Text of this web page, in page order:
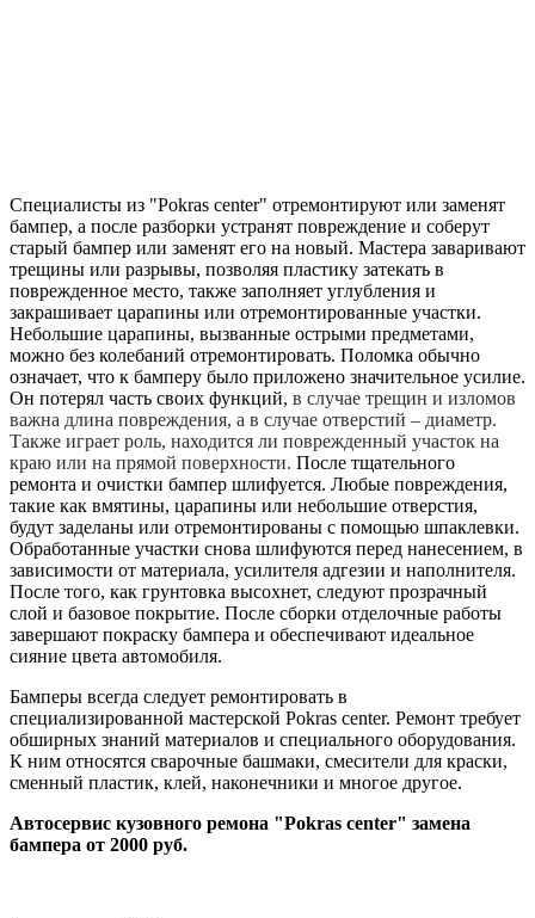
Специалисты из "Pokras center" отремонтируют или заменят
бампер, а после разборки устранят повреждение и соберут
старый бампер или заменят его на новый. Мастера заваривают
трещины или разрывы, позволяя пластику затекать в
поврежденное место, также заполняет углубления и
закрашивает царапины или отремонтированные участки.
Небольшие царапины, вызванные острыми предметами,
можно без колебаний отремонтировать. Поломка обычно
означает, что к бамперу было приложено значительное усилие.
Он потерял часть своих функций, в случае трещин и изломов
важна длина повреждения, а в случае отверстий – диаметр.
Также играет роль, находится ли поврежденный участок на
краю или на прямой поверхности. После тщательного
ремонта и очистки бампер шлифуется. Любые повреждения,
такие как вмятины, царапины или небольшие отверстия,
будут заделаны или отремонтированы с помощью шпаклевки.
Обработанные участки снова шлифуются перед нанесением, в
зависимости от материала, усилителя адгезии и наполнителя.
После того, как грунтовка высохнет, следуют прозрачный
слой и базовое покрытие. После сборки отделочные работы
завершают покраску бампера и обеспечивают идеальное
сияние цвета автомобиля.
Бамперы всегда следует ремонтировать в
специализированной мастерской Pokras center. Ремонт требует
обширных знаний материалов и специального оборудования.
К ним относятся сварочные башмаки, смесители для краски,
сменный пластик, клей, наконечники и многое другое.
Автосервис кузовного ремона "Pokras center" замена
бампера от 2000 руб.